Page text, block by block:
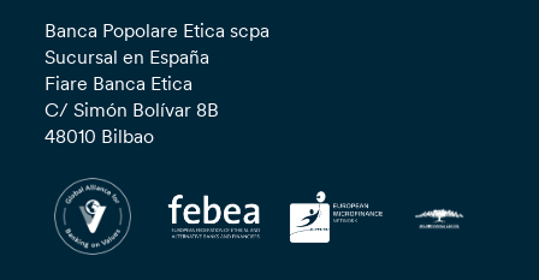
Banca Popolare Etica scpa
Sucursal en España
Fiare Banca Etica
C/ Simón Bolívar 8B
48010 Bilbao